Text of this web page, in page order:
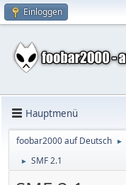
Einloggen
Hauptmenü
foobar2000 auf Deutsch ►
► SMF 2.1